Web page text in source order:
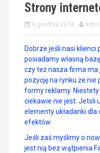
Strony
9 grudnia 2014
Dobrze jeśli nasi klienci
posiadamy własną
czy też nasza firma ma
pozycję na rynku że
formy reklamy.
ciekawie nie jest. Jetsli
elementy układanki
efektów.
Jeśli zaś myślimy o
jest nią bez wątpienia